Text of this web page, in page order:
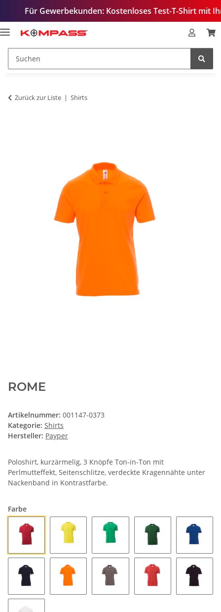
Gewerbekunden: Kostenloses Test-T-Shirt mit Ihrem
Zurück zur Liste Shirts
ROME
Artikelnummer: 001147-0373
Kategorie: Shirts
Hersteller: Payper
Poloshirt, kurzärmelig, 3 Knöpfe Ton-in-Ton mit
Perlmutteffekt, Seitenschlitze, verdeckte Kragennähte unter
Nackenband in Kontrastfarbe.
Farbe
BORDEAUX GELB GELEEGRÜN GRÜN
MARINEBLAU